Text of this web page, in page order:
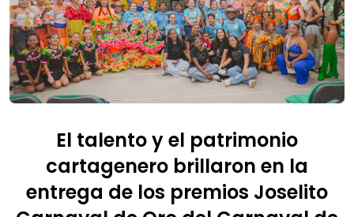
El talento y el patrimonio
cartagenero brillaron en la
entrega de los premios Joselito